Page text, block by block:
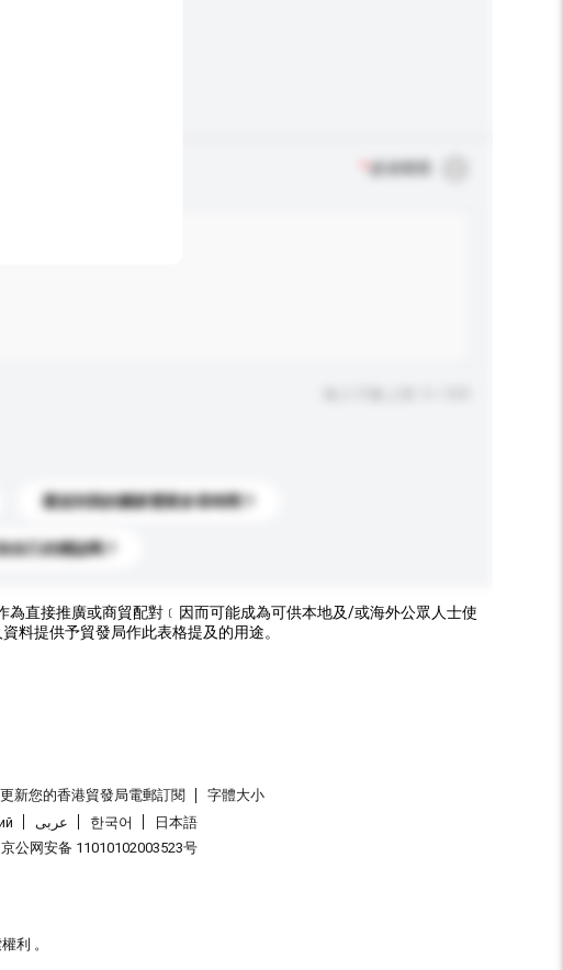
運送到我的國家需要多長時間？
自己的標誌嗎？
直接推廣或商貿配對﹝因而可能成為可供本地及/或海外公眾人士使
料提供予貿發局作此表格提及的用途。
更新您的香港貿發局電郵訂閱
字體大小
عربى 한국어
日本語
京公网安备 11010102003523号
利 。